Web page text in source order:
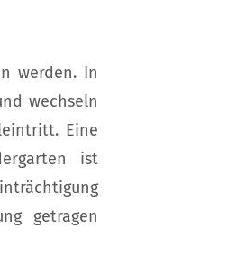
werden. In
wechseln
Eine
ist
getragen